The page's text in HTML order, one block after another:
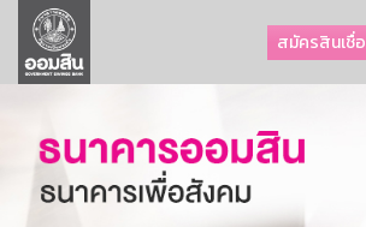
สมัครสินเชื่อ
ลูกค้าธุรกิจ
ลูกค้าผู้ประกอบรายย่อย
ออมเพื่อสุข
เกี่ยวกับธนาคาร